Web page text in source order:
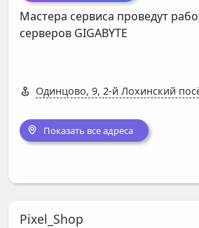
Мастера сервиса проведут
серверов GIGABYTE
Одинцово, 9, 2-й Лохинский
Показать все адреса
Pixel_Shop